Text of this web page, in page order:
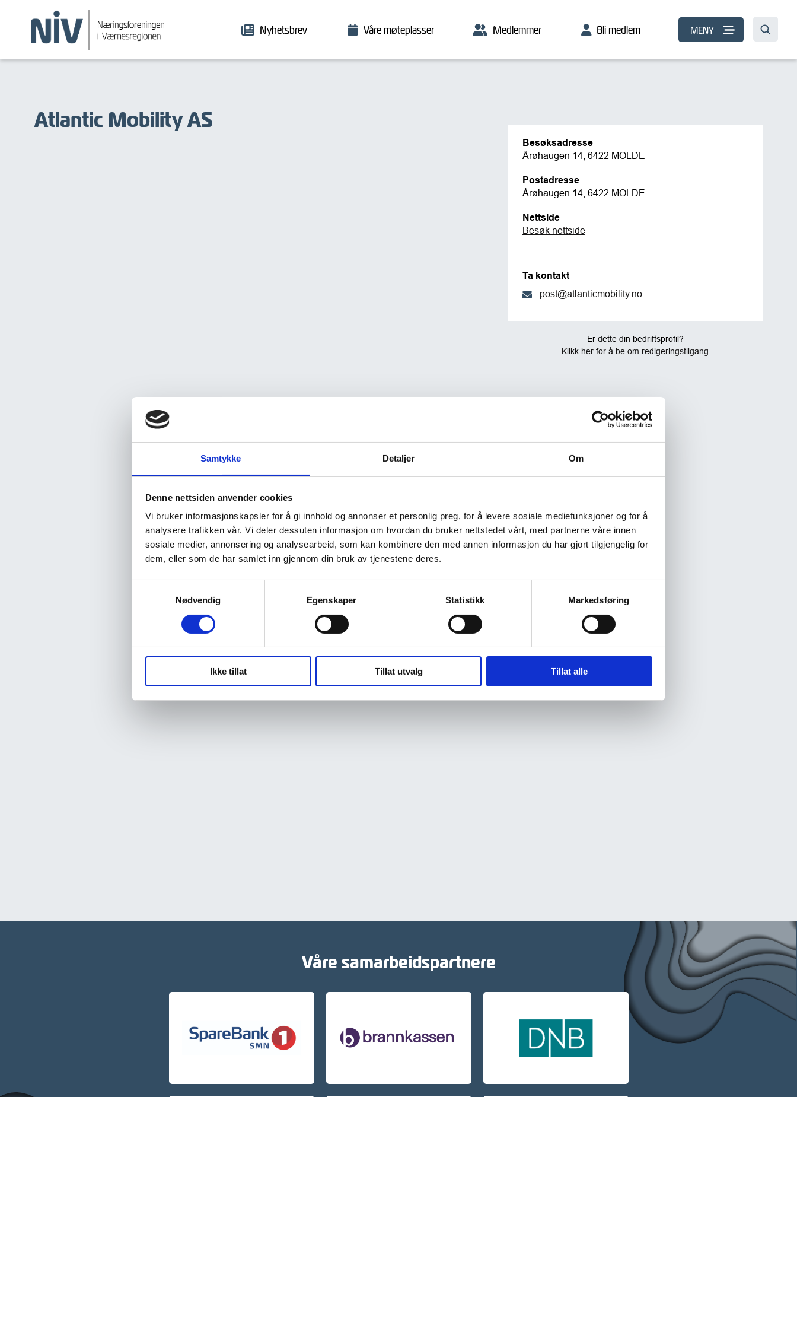
Samtykke Detaljer Om
Denne nettsiden anvender cookies
Vi bruker informasjonskapsler for å gi innhold og annonser et personlig preg, for å levere sosiale mediefunksjoner og for å
analysere trafikken vår. Vi deler dessuten informasjon om hvordan du bruker nettstedet vårt, med partnerne våre innen
sosiale medier, annonsering og analysearbeid, som kan kombinere den med annen informasjon du har gjort tilgjengelig for
dem, eller som de har samlet inn gjennom din bruk av tjenestene deres.
Nødvendig
Egenskaper Statistikk Markedsføring
Ikke tillat Tillat utvalg Tillat alle
Nyhetsbrev Våre møteplasser Medlemmer Bli medlem MENY
Atlantic Mobility AS
Besøksadresse
Årøhaugen 14, 6422 MOLDE
Postadresse
Årøhaugen 14, 6422 MOLDE
Nettside
Besøk nettside
Ta kontakt
post@atlanticmobility.no
Er dette din bedriftsprofil?
Klikk her for å be om redigeringstilgang
Våre samarbeidspartnere